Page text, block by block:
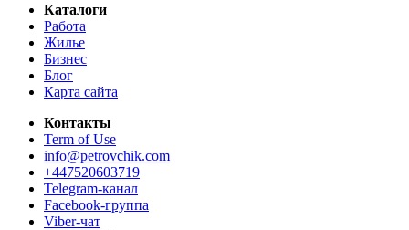
Каталоги
Работа
Жилье
Бизнес
Блог
Карта сайта
Контакты
Term of Use
info@petrovchik.com
+447520603719
Telegram-канал
Facebook-группа
Viber-чат